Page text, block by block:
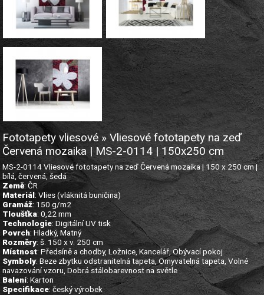
Fototapety vliesové » Vliesové fototapety na zeď
Červená mozaika | MS-2-0114 | 150x250 cm
MS-2-0114 Vliesové fototapety na zeď Červená mozaika | 150 x 250 cm |
bílá, červená, šedá
Země: ČR
Materiál: Vlies (vláknitá buničina)
Gramáž: 150 g/m2
Tloušťka: 0,22 mm
Technologie: Digitální UV tisk
Povrch: Hladký, Matný
Rozměry: š. 150 x v. 250 cm
Místnost: Předsíně a chodby, Ložnice, Kancelář, Obývací pokoj
Symboly: Beze zbytku odstranitelná tapeta, Omyvatelná tapeta, Volné
navazování vzoru, Dobrá stálobarevnost na světle
Balení: Karton
Specifikace: český výrobek